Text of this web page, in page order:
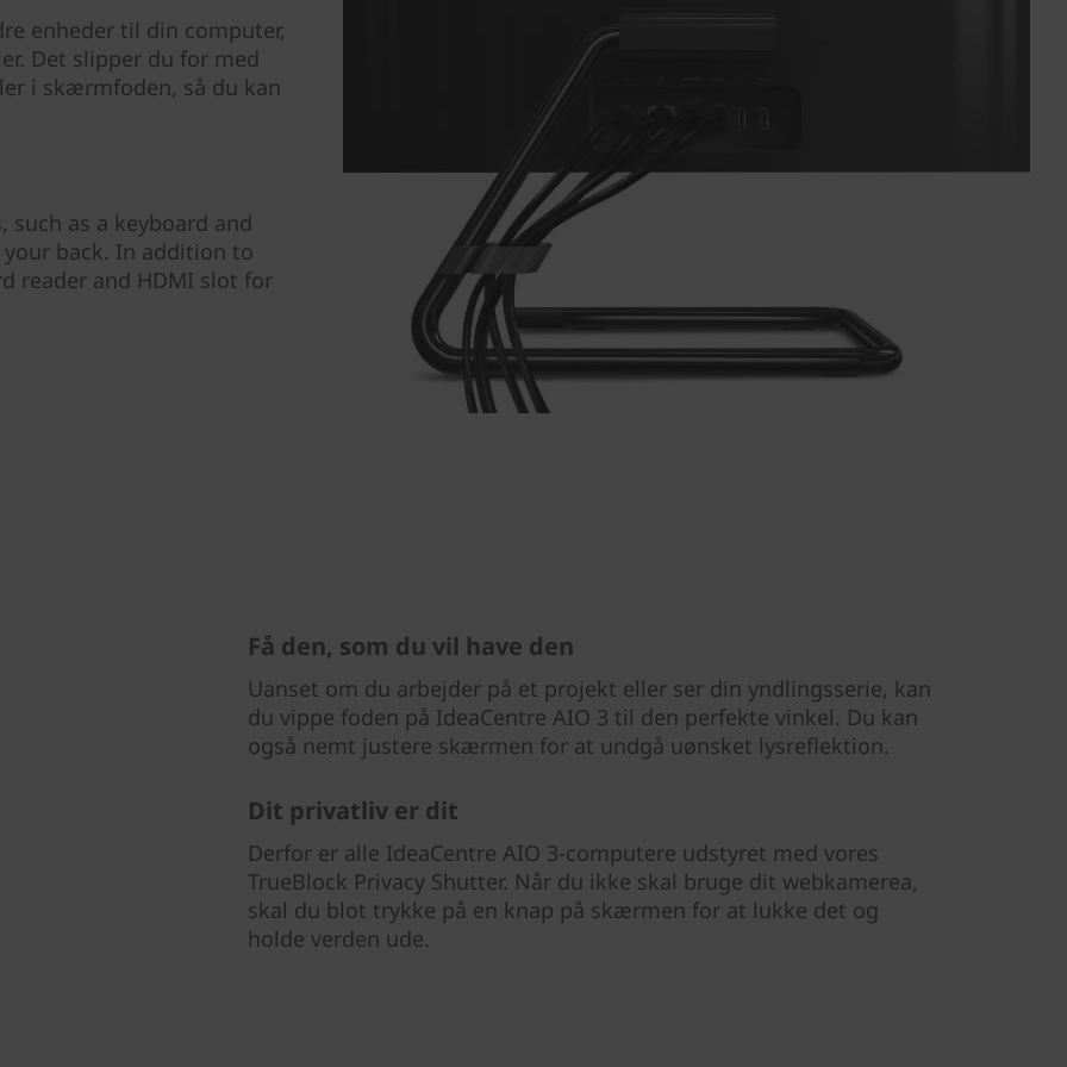
enheder til din computer,
Det slipper du for med
i skærmfoden, så du kan
as a keyboard and
back. In addition to
reader and HDMI slot for
Få den, som du vil have den
Uanset om du arbejder på et projekt eller ser din yndlingsserie, kan
du vippe foden på IdeaCentre AIO 3 til den perfekte vinkel. Du kan
også nemt justere skærmen for at undgå uønsket lysreflektion.
Dit privatliv er dit
Derfor er alle IdeaCentre AIO 3-computere udstyret med vores
TrueBlock Privacy Shutter. Når du ikke skal bruge dit webkamerea,
skal du blot trykke på en knap på skærmen for at lukke det og
holde verden ude.